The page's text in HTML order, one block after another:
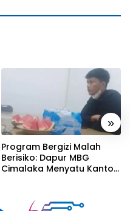
»
Program Bergizi Malah
Berisiko: Dapur MBG
Cimalaka Menyatu Kantor